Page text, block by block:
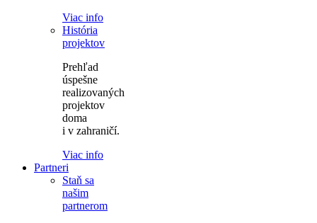
Viac info
História
projektov
Prehľad
úspešne
realizovaných
projektov
doma
i v zahraničí.
Viac info
Partneri
Staň sa
našim
partnerom